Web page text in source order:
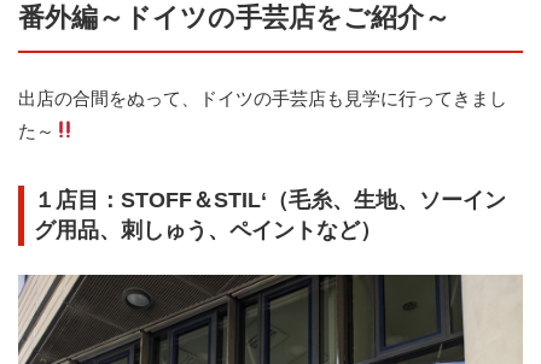
番外編～ドイツの手芸店をご紹介～
出店の合間をぬって、ドイツの手芸店も見学に行ってきまし
た～
１店目：STOFF＆STIL‘（毛糸、生地、ソーイン
グ用品、刺しゅう、ペイントなど）